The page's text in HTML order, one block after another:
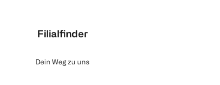
Filialfinder
Dein Weg zu uns